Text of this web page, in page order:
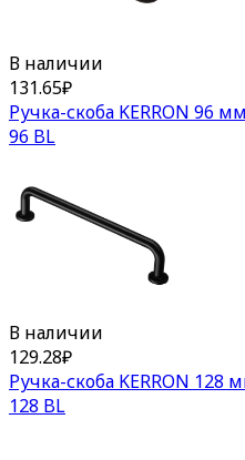
В наличии
131.65₽
Ручка-скоба KERRON 96
96 BL
В наличии
129.28₽
Ручка-скоба KERRON
128 BL